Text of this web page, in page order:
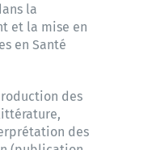
la
et la mise en
en Santé
des
des